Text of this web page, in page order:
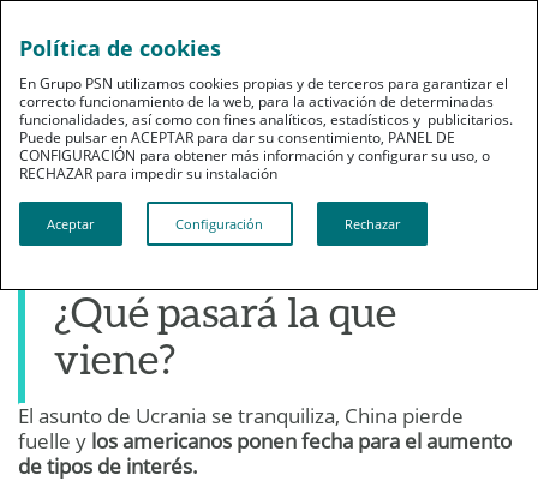
Grupo PSN
Sin rumbo fijo, acabamos
¿Qué pasará la que
viene?
21 de marzo de 2014
Publicado por: GRUPO PSN
El asunto de Ucrania se tranquiliza, China pierde
fuelle y los americanos ponen fecha para el aumento
de tipos de interés.
Política de cookies
En Grupo PSN utilizamos cookies propias y de terceros para garantizar el
correcto funcionamiento de la web, para la activación de determinadas
funcionalidades, así como con fines analíticos, estadísticos y publicitarios.
Puede pulsar en ACEPTAR para dar su consentimiento, PANEL DE
CONFIGURACIÓN para obtener más información y configurar su uso, o
RECHAZAR para impedir su instalación​​​​​​​
Aceptar Configuración Rechazar